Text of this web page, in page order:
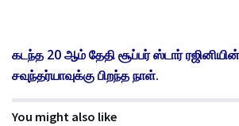
கடந்த 20 ஆம் தேதி சூப்பர் ஸ்டார்
சவுந்தர்யாவுக்கு பிறந்த நாள்.
You might also like